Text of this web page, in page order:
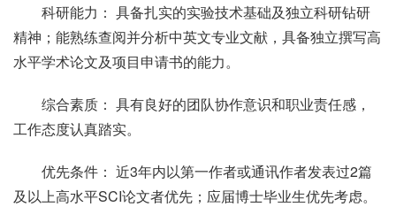
科研能力： 具备扎实的实验技术基础及独立科研钻研
精神；能熟练查阅并分析中英文专业文献，具备独立撰写高
水平学术论文及项目申请书的能力。
综合素质： 具有良好的团队协作意识和职业责任感，
工作态度认真踏实。
优先条件： 近3年内以第一作者或通讯作者发表过2篇
及以上高水平SCI论文者优先；应届博士毕业生优先考虑。